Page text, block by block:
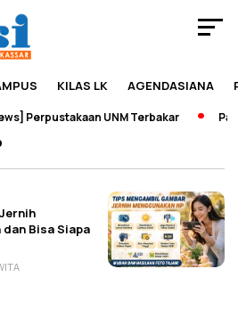
KILAS LK AGENDASIANA
Perpustakaan UNM Terbakar
Bisa Siapa